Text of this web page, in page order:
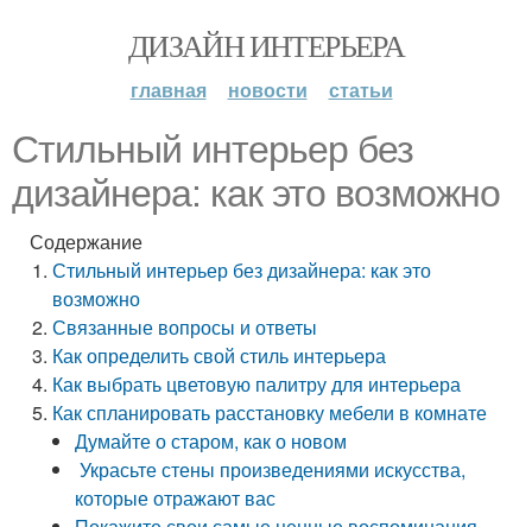
ДИЗАЙН ИНТЕРЬЕРА
главная новости статьи
Стильный интерьер без
дизайнера: как это возможно
Содержание
Стильный интерьер без дизайнера: как это
возможно
Связанные вопросы и ответы
Как определить свой стиль интерьера
Как выбрать цветовую палитру для интерьера
Как спланировать расстановку мебели в комнате
Думайте о старом, как о новом
Украсьте стены произведениями искусства,
которые отражают вас